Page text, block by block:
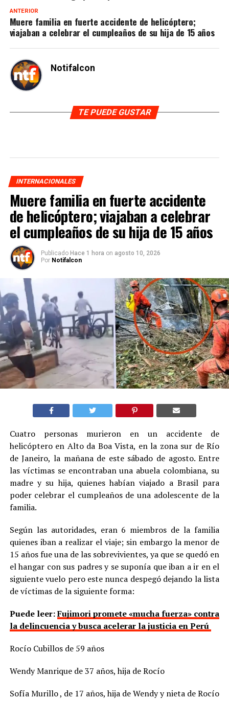
ANTERIOR
Muere familia en fuerte accidente de helicóptero;
viajaban a celebrar el cumpleaños de su hija de 15 años
Notifalcon
TE PUEDE GUSTAR
INTERNACIONALES
Muere familia en fuerte accidente
de helicóptero; viajaban a celebrar
el cumpleaños de su hija de 15 años
Publicado Hace 1 hora on agosto 10, 2026
Por Notifalcon
Cuatro personas murieron en un accidente de
helicóptero en Alto da Boa Vista, en la zona sur de Río
de Janeiro, la mañana de este sábado de agosto. Entre
las víctimas se encontraban una abuela colombiana, su
madre y su hija, quienes habían viajado a Brasil para
poder celebrar el cumpleaños de una adolescente de la
familia.
Según las autoridades, eran 6 miembros de la familia
quienes iban a realizar el viaje; sin embargo la menor de
15 años fue una de las sobrevivientes, ya que se quedó en
el hangar con sus padres y se suponía que iban a ir en el
siguiente vuelo pero este nunca despegó dejando la lista
de víctimas de la siguiente forma:
Puede leer:Fujimori promete «mucha fuerza» contra
la delincuencia y busca acelerar la justicia en Perú
Rocío Cubillos de 59 años
Wendy Manrique de 37 años, hija de Rocío
Sofía Murillo , de 17 años, hija de Wendy y nieta de Rocío